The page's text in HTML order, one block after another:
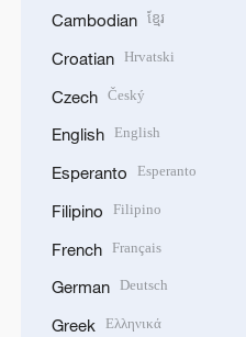
Cambodian ខ្មែរ
Croatian Hrvatski
Czech Český
English English
Esperanto Esperanto
Filipino Filipino
French Français
German Deutsch
Greek Ελληνικά